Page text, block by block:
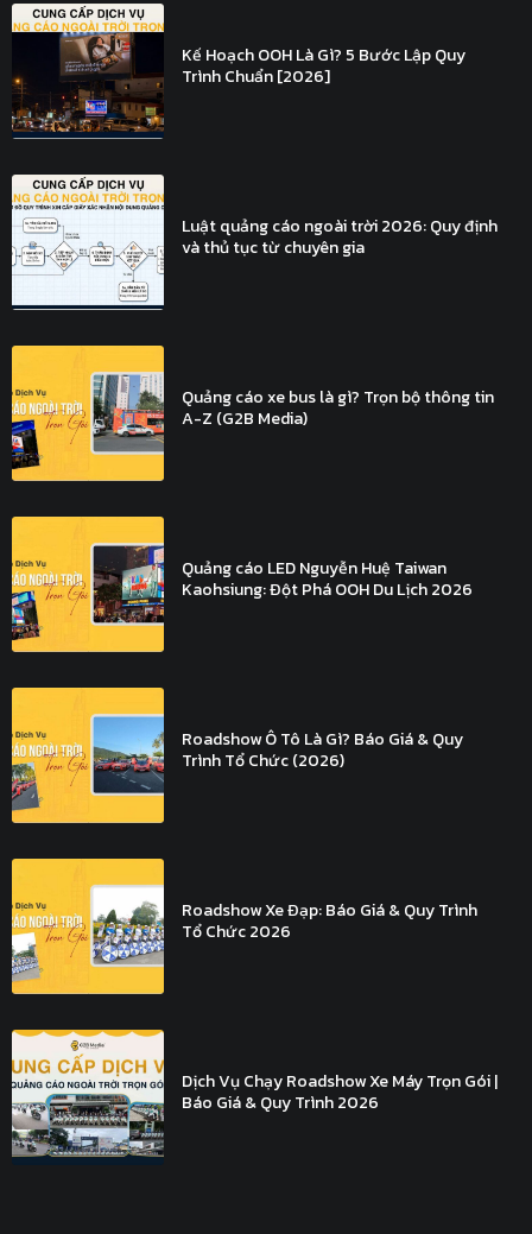
Kế Hoạch OOH Là Gì? 5 Bước Lập Quy
Trình Chuẩn [2026]
Luật quảng cáo ngoài trời 2026: Quy định
và thủ tục từ chuyên gia
Quảng cáo xe bus là gì? Trọn bộ thông tin
A-Z (G2B Media)
Quảng cáo LED Nguyễn Huệ Taiwan
Kaohsiung: Đột Phá OOH Du Lịch 2026
Roadshow Ô Tô Là Gì? Báo Giá & Quy
Trình Tổ Chức (2026)
Roadshow Xe Đạp: Báo Giá & Quy Trình
Tổ Chức 2026
Dịch Vụ Chạy Roadshow Xe Máy Trọn Gói |
Báo Giá & Quy Trình 2026